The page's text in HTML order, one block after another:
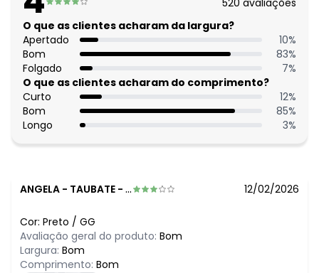
520 avaliações
O que as clientes acharam da largura?
Apertado
10%
Bom
83%
Folgado
7%
O que as clientes acharam do comprimento?
Curto
12%
Bom
85%
Longo
3%
ANGELA - TAUBATE - SP 12/02/2026
Cor: Preto / GG
Avaliação geral do produto: Bom
Largura: Bom
Comprimento: Bom